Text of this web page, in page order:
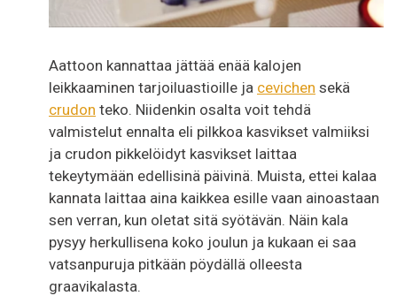
Aattoon kannattaa jättää enää kalojen
leikkaaminen tarjoiluastioille ja cevichen sekä
crudon teko. Niidenkin osalta voit tehdä
valmistelut ennalta eli pilkkoa kasvikset valmiiksi
ja crudon pikkelöidyt kasvikset laittaa
tekeytymään edellisinä päivinä. Muista, ettei kalaa
kannata laittaa aina kaikkea esille vaan ainoastaan
sen verran, kun oletat sitä syötävän. Näin kala
pysyy herkullisena koko joulun ja kukaan ei saa
vatsanpuruja pitkään pöydällä olleesta
graavikalasta.